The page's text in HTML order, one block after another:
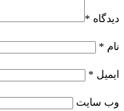
دیدگاه *
نام *
ایمیل *
وب‌ سایت